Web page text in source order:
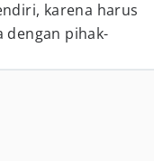
karena harus
dengan pihak-